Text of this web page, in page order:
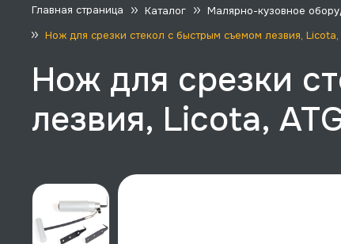
Главная страница Каталог Малярно-кузовное
Нож для срезки стекол с быстрым съемом лезвия,
Нож для срезки
лезвия, Licota,